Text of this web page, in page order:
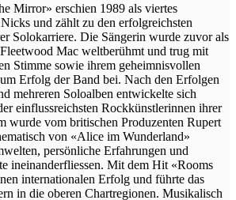
Mirror» erschien 1989 als viertes
und zählt zu den erfolgreichsten
Solokarriere. Die Sängerin wurde zuvor als
Mac weltberühmt und trug mit
Stimme sowie ihrem geheimnisvollen
Erfolg der Band bei. Nach den Erfolgen
mehreren Soloalben entwickelte sich
einflussreichsten Rockkünstlerinnen ihrer
wurde vom britischen Produzenten Rupert
von «Alice im Wunderland»
persönliche Erfahrungen und
ineinanderfliessen. Mit dem Hit «Rooms
internationalen Erfolg und führte das
in die oberen Chartregionen. Musikalisch